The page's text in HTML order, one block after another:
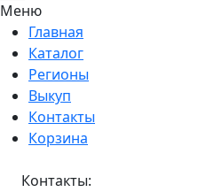
Меню
Главная
Каталог
Регионы
Выкуп
Контакты
Корзина
Контакты: